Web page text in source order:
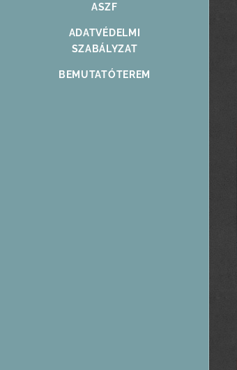
ASZF
ADATVÉDELMI
SZABÁLYZAT
BEMUTATÓTEREM